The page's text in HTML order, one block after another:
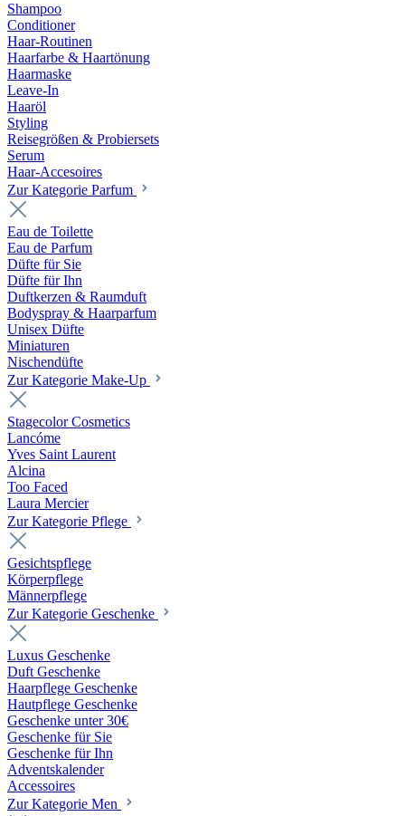
Shampoo
Conditioner
Haar-Routinen
Haarfarbe & Haartönung
Haarmaske
Leave-In
Haaröl
Styling
Reisegrößen & Probiersets
Serum
Haar-Accesoires
Zur Kategorie Parfum
Eau de Toilette
Eau de Parfum
Düfte für Sie
Düfte für Ihn
Duftkerzen & Raumduft
Bodyspray & Haarparfum
Unisex Düfte
Miniaturen
Nischendüfte
Zur Kategorie Make-Up
Stagecolor Cosmetics
Lancóme
Yves Saint Laurent
Alcina
Too Faced
Laura Mercier
Zur Kategorie Pflege
Gesichtspflege
Körperpflege
Männerpflege
Zur Kategorie Geschenke
Luxus Geschenke
Duft Geschenke
Haarpflege Geschenke
Hautpflege Geschenke
Geschenke unter 30€
Geschenke für Sie
Geschenke für Ihn
Adventskalender
Accessoires
Zur Kategorie Men